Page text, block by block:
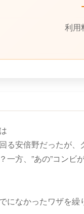
利
る安倍野だったが
一方、”あの”コン
になかったワザを